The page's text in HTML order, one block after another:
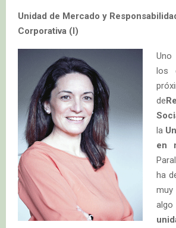
Unidad de Mercado y
Corporativa (I)
Uno
los
de
la
en
ha
muy